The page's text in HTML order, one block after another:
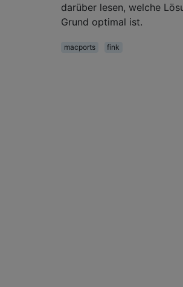
darüber lesen, welche
Grund optimal ist.
macports
fink